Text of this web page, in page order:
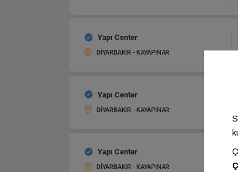
Yapı Center
DİYARBAKIR - KAYAPINAR
Yapı Center
DİYARBAKIR - KAYAPINAR
Yapı Center
DİYARBAKIR - KAYAPINAR